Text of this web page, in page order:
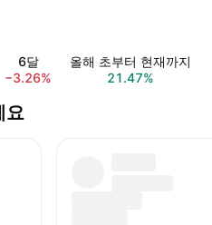
6달
−3.26%
올해 초부터 현재까지
21.47%
요